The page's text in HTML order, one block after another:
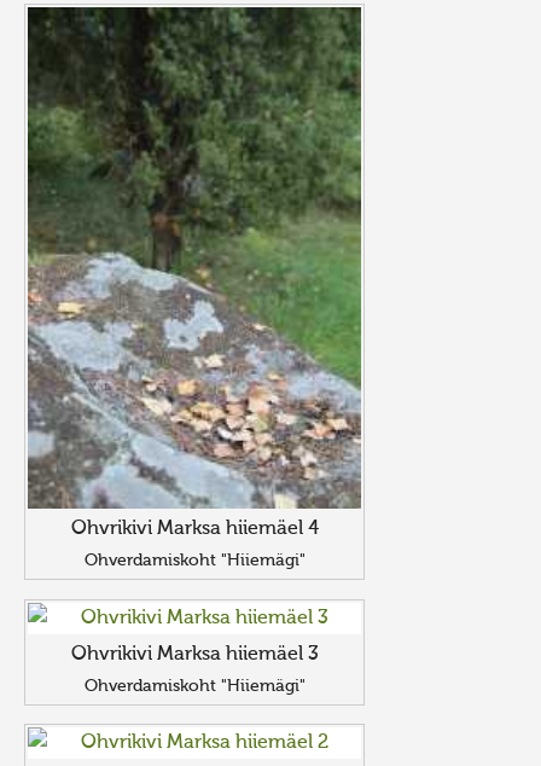
Ohvrikivi Marksa hiiemäel 4
Ohverdamiskoht "Hiiemägi"
Ohvrikivi Marksa hiiemäel 3
Ohverdamiskoht "Hiiemägi"